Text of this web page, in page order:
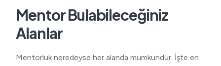
Mentor Bulabileceğiniz
Alanlar
Mentorluk neredeyse her alanda mümkündür. İşte en